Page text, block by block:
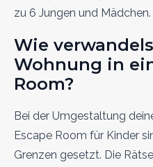
zu 6 Jungen und Mädchen.
Wie
Wohnung in
Room?
Bei der Umgestaltung
Escape Room für Kinder
Grenzen gesetzt. Die